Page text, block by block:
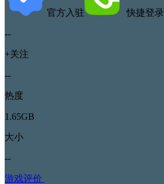
官方入驻 快捷登录
--
+关注
--
热度
1.65GB
大小
--
游戏评价